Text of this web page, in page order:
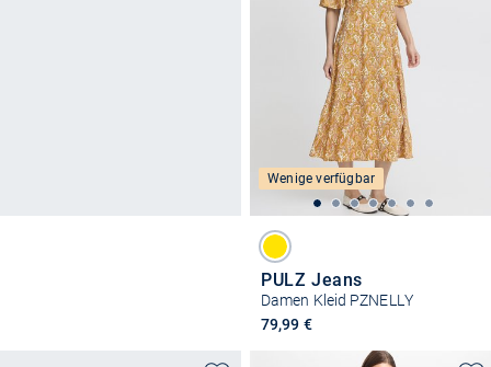
Wenige verfügbar
PULZ Jeans
Damen Kleid PZNELLY
79,99 €